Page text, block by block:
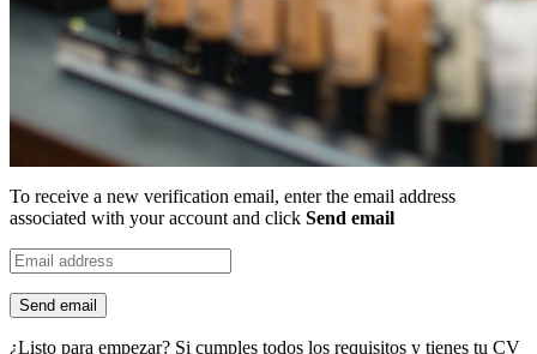
To receive a new verification email, enter the email address
associated with your account and click Send email
Send email
¿Listo para empezar? Si cumples todos los requisitos y tienes tu CV